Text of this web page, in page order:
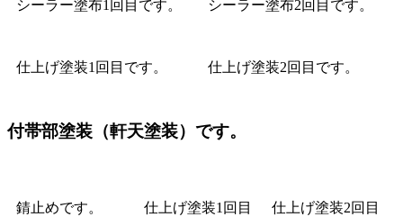
シーラー塗布1回目です。 シーラー塗布2回目です。
仕上げ塗装1回目です。 仕上げ塗装2回目です。
付帯部塗装（軒天塗装）です。
錆止めです。
仕上げ塗装1回目
仕上げ塗装2回目